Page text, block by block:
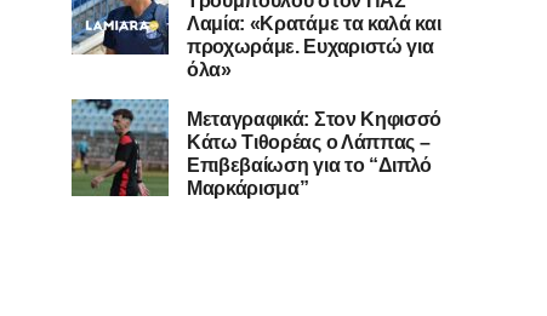
Λαμία: «Κρατάμε τα καλά και
προχωράμε. Ευχαριστώ για
όλα»
Μεταγραφικά: Στον Κηφισσό
Κάτω Τιθορέας ο Λάππας –
Επιβεβαίωση για το “Διπλό
Μαρκάρισμα”